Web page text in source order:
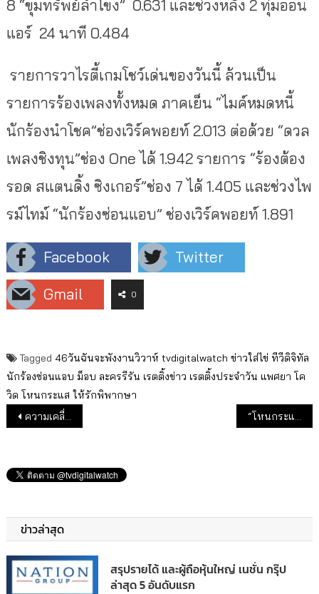
8 “ขุมทรัพย์ลำโขง” 0.631 และช่วงหลัง 2 ทุ่มออน
แอร์ 24 นาที 0.484
รายการวาไรตี้เกมโชว์เด่นของวันนี้ ล้วนเป็น
รายการร้องเพลงทั้งหมด ภาคเย็น “ไมค์หมดหนี้
นักร้องนำโชค”ช่องเวิร์คพอยท์ 2.013 ต่อด้วย “ดวล
เพลงชิงทุน”ช่อง One ได้ 1.942 รายการ “ร้องต้อง
รอด สแตนดิ้ง ซิงเกอร์”ช่อง 7 ได้ 1.405 และช่วงไพ
รม์ไทม์ “นักร้องซ่อนแอบ” ช่องเวิร์คพอยท์ 1.891
Facebook
Twitter
Gmail
0
Tagged 46วันฉันจะพังงานวิวาห์ tvdigitalwatch ข่าวใส่ไข่ ทีวีดิจิทัล
นักร้องซ่อนแอบ ม็อบ ละครรีรัน เรตติ้งข่าว เรตติ้งประจำวัน แพศยา โค
วิด โหนกระแส ให้รักพิพากษา
แนะแนวเรื่อง
ความเคลื่อนไหวรายการใหม่
ข่าวล่าสุด
สรุปรายได้ และผู้ถือหุ้นใหญ่ เนชั่น กรุ๊ป
ล่าสุด 5 อันดับแรก